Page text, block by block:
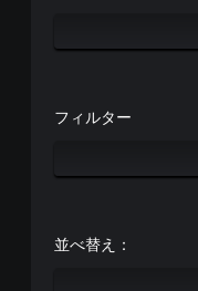
フィルター
並べ替え：